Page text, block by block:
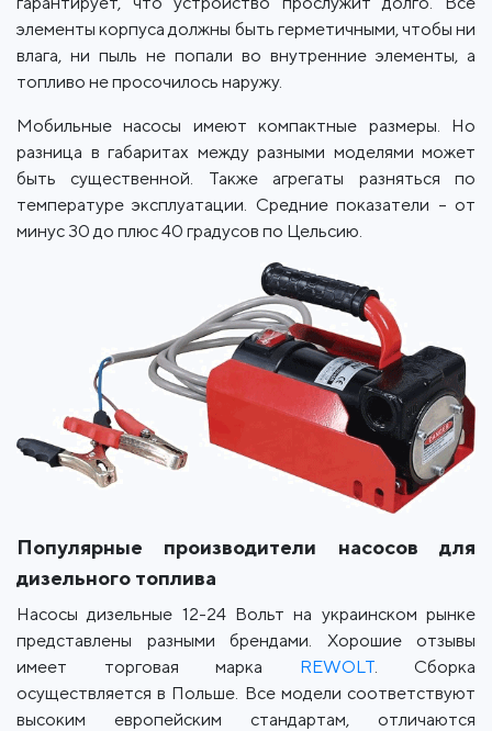
элементы корпуса должны быть герметичными, чтобы ни
влага, ни пыль не попали во внутренние элементы, а
топливо не просочилось наружу.
Мобильные насосы имеют компактные размеры. Но
разница в габаритах между разными моделями может
быть существенной. Также агрегаты разняться по
температуре эксплуатации. Средние показатели – от
минус 30 до плюс 40 градусов по Цельсию.
Популярные производители насосов для
дизельного топлива
Насосы дизельные 12-24 Вольт на украинском рынке
представлены разными брендами. Хорошие отзывы
имеет торговая марка REWOLT. Сборка
осуществляется в Польше. Все модели соответствуют
высоким европейским стандартам, отличаются